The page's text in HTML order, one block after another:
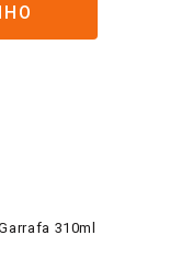
310ml